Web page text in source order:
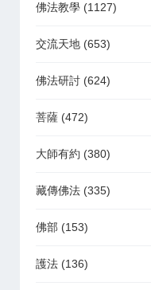
佛法教學 (1127)
交流天地 (653)
佛法研討 (624)
菩薩 (472)
大師有約 (380)
藏傳佛法 (335)
佛部 (153)
護法 (136)